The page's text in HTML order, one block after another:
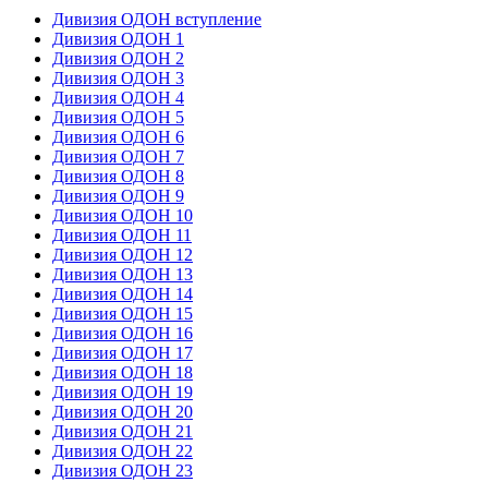
Дивизия ОДОН вступление
Дивизия ОДОН 1
Дивизия ОДОН 2
Дивизия ОДОН 3
Дивизия ОДОН 4
Дивизия ОДОН 5
Дивизия ОДОН 6
Дивизия ОДОН 7
Дивизия ОДОН 8
Дивизия ОДОН 9
Дивизия ОДОН 10
Дивизия ОДОН 11
Дивизия ОДОН 12
Дивизия ОДОН 13
Дивизия ОДОН 14
Дивизия ОДОН 15
Дивизия ОДОН 16
Дивизия ОДОН 17
Дивизия ОДОН 18
Дивизия ОДОН 19
Дивизия ОДОН 20
Дивизия ОДОН 21
Дивизия ОДОН 22
Дивизия ОДОН 23